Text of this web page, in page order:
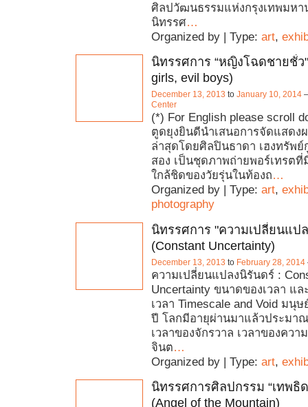
ศิลปวัฒนธรรมแห่งกรุงเทพมหา
นิทรรศ…
Organized by | Type: art,
นิทรรศการ “หญิงโฉดชายชั่ว
girls, evil boys)
December 13, 2013 to January 10, 2014
Center
(*) For English please scroll
ตูดยุงยินดีนำเสนอการจัดแสดง
ล่าสุดโดยศิลปินธาดา เฮงทรัพย์
สอง เป็นชุดภาพถ่ายพอร์เทรตที่
ใกล้ชิดของวัยรุ่นในท้องถ…
Organized by | Type: art,
photography
นิทรรศการ "ความเปลี่ยนแป
(Constant Uncertainty)
December 13, 2013 to February 28, 2014
ความเปลี่ยนแปลงนิรันดร์ :
Uncertainty ขนาดของเวลา แล
เวลา Timescale and Void มนุ
ปี โลกมีอายุผ่านมาแล้วประมา
เวลาของจักรวาล เวลาของควา
จินต…
Organized by | Type: art,
นิทรรศการศิลปกรรม “เทพธิ
(Angel of the Mountain)